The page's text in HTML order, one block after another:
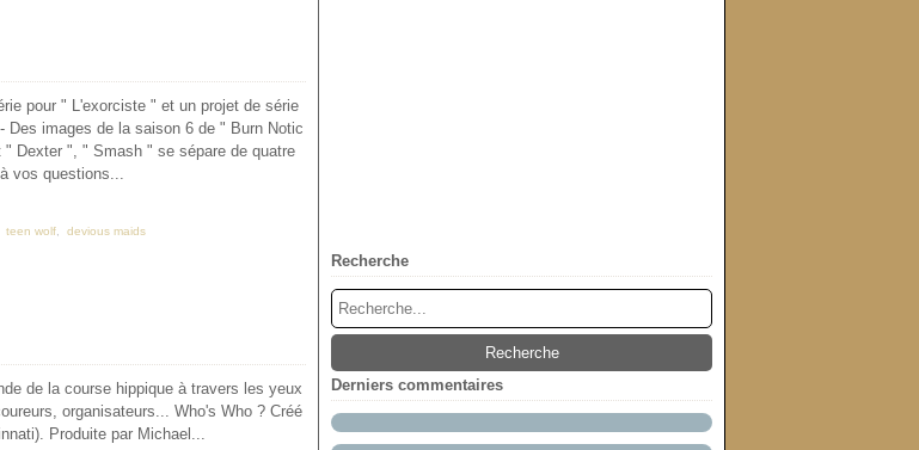
pour " L'exorciste " et un projet de série
Des images de la saison 6 de " Burn Notic
Dexter ", " Smash " se sépare de quatre
vos questions...
teen wolf devious maids
de la course hippique à travers les yeux
organisateurs... Who's Who ? Créé
Produite par Michael...
Recherche
Derniers commentaires